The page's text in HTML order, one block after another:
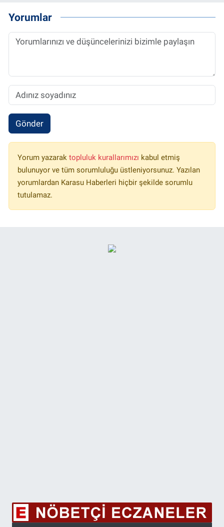
Yorumlar
Gönder
Yorum yazarak topluluk kurallarımızı kabul etmiş
bulunuyor ve tüm sorumluluğu üstleniyorsunuz. Yazılan
yorumlardan Karasu Haberleri hiçbir şekilde sorumlu
tutulamaz.